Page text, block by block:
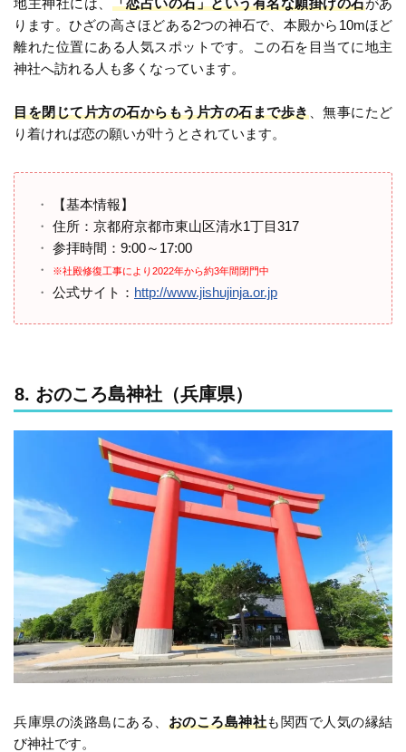
地主神社には、 「恋占いの石」という有名な願掛けの石があ
ります。ひざの高さほどある2つの神石で、本殿から10mほど
離れた位置にある人気スポットです。この石を目当てに地主
神社へ訪れる人も多くなっています。
目を閉じて片方の石からもう片方の石まで歩き、無事にたど
り着ければ恋の願いが叶うとされています。
【基本情報】
住所：京都府京都市東山区清水1丁目317
参拝時間：9:00～17:00
※社殿修復工事により2022年から約3年間閉門中
公式サイト： http://www.jishujinja.or.jp
8. おのころ島神社（兵庫県）
兵庫県の淡路島にある、 おのころ島神社も関西で人気の縁結
び神社です。